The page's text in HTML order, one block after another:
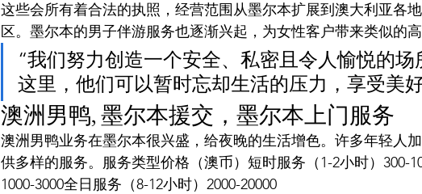
这些会所有着合法的执照，经营范围从墨尔本扩展到澳大利亚各
区。墨尔本的男子伴游服务也逐渐兴起，为女性客户带来类似的高
“我们努力创造一个安全、私密且令人愉悦的
这里，他们可以暂时忘却生活的压力，享受美
澳洲男鸭, 墨尔本援交，墨尔本上门服务
澳洲男鸭业务在墨尔本很兴盛，给夜晚的生活增色。许多年轻人
供多样的服务。服务类型价格（澳币）短时服务（1-2小时）300-
1000-3000全日服务（8-12小时）2000-20000